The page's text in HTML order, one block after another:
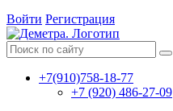
Войти Регистрация
+7(910)758-18-77
+7 (920) 486-27-09